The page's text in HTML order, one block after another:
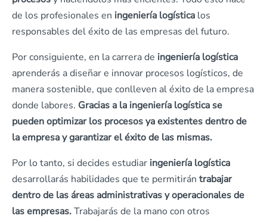
de los profesionales en ingeniería logística los
responsables del éxito de las empresas del futuro.
Por consiguiente, en la carrera de ingeniería logística
aprenderás a diseñar e innovar procesos logísticos, de
manera sostenible, que conlleven al éxito de la empresa
donde labores. Gracias a la ingeniería logística se
pueden optimizar los procesos ya existentes dentro de
la empresa y garantizar el éxito de las mismas.
Por lo tanto, si decides estudiar ingeniería logística
desarrollarás habilidades que te permitirán trabajar
dentro de las áreas administrativas y operacionales de
las empresas.Trabajarás de la mano con otros